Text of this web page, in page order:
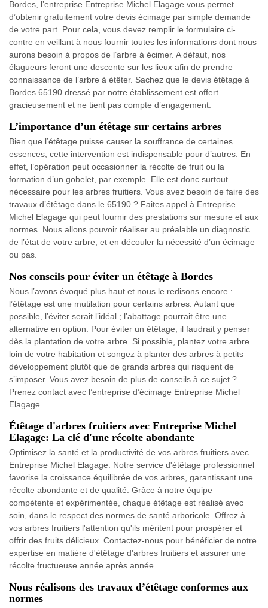
Bordes, l’entreprise Entreprise Michel Elagage vous permet
d’obtenir gratuitement votre devis écimage par simple demande
de votre part. Pour cela, vous devez remplir le formulaire ci-
contre en veillant à nous fournir toutes les informations dont nous
aurons besoin à propos de l’arbre à écimer. A défaut, nos
élagueurs feront une descente sur les lieux afin de prendre
connaissance de l’arbre à étêter. Sachez que le devis étêtage à
Bordes 65190 dressé par notre établissement est offert
gracieusement et ne tient pas compte d’engagement.
L’importance d’un étêtage sur certains arbres
Bien que l’étêtage puisse causer la souffrance de certaines
essences, cette intervention est indispensable pour d’autres. En
effet, l’opération peut occasionner la récolte de fruit ou la
formation d’un gobelet, par exemple. Elle est donc surtout
nécessaire pour les arbres fruitiers. Vous avez besoin de faire des
travaux d’étêtage dans le 65190 ? Faites appel à Entreprise
Michel Elagage qui peut fournir des prestations sur mesure et aux
normes. Nous allons pouvoir réaliser au préalable un diagnostic
de l’état de votre arbre, et en découler la nécessité d’un écimage
ou pas.
Nos conseils pour éviter un étêtage à Bordes
Nous l’avons évoqué plus haut et nous le redisons encore :
l’étêtage est une mutilation pour certains arbres. Autant que
possible, l’éviter serait l’idéal ; l’abattage pourrait être une
alternative en option. Pour éviter un étêtage, il faudrait y penser
dès la plantation de votre arbre. Si possible, plantez votre arbre
loin de votre habitation et songez à planter des arbres à petits
développement plutôt que de grands arbres qui risquent de
s’imposer. Vous avez besoin de plus de conseils à ce sujet ?
Prenez contact avec l’entreprise d’écimage Entreprise Michel
Elagage.
Étêtage d'arbres fruitiers avec Entreprise Michel
Elagage: La clé d'une récolte abondante
Optimisez la santé et la productivité de vos arbres fruitiers avec
Entreprise Michel Elagage. Notre service d'étêtage professionnel
favorise la croissance équilibrée de vos arbres, garantissant une
récolte abondante et de qualité. Grâce à notre équipe
compétente et expérimentée, chaque étêtage est réalisé avec
soin, dans le respect des normes de santé arboricole. Offrez à
vos arbres fruitiers l'attention qu'ils méritent pour prospérer et
offrir des fruits délicieux. Contactez-nous pour bénéficier de notre
expertise en matière d'étêtage d'arbres fruitiers et assurer une
récolte fructueuse année après année.
Nous réalisons des travaux d’étêtage conformes aux
normes